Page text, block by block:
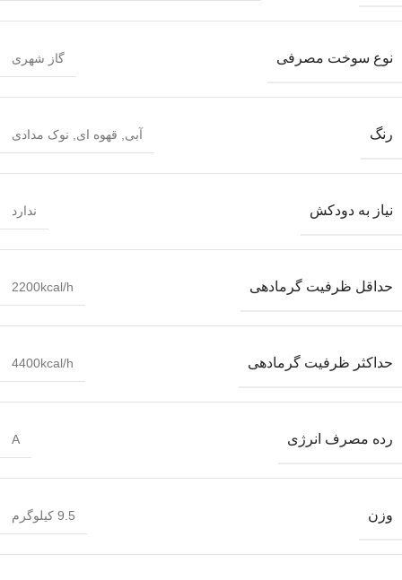
نوع سوخت مصرفی گاز شهری
رنگ آبی قهوه ای نوک مدادی
نیاز به دودکش ندارد
حداقل ظرفیت گرمادهی 2200kcal/h
حداکثر ظرفیت گرمادهی 4400kcal/h
رده مصرف انرژی A
وزن 9.5 کیلوگرم